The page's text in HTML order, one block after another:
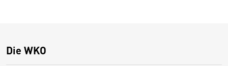
Die WKO